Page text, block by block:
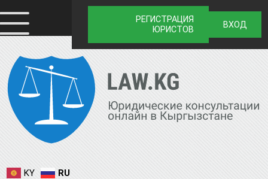
РЕГИСТРАЦИЯ
ЮРИСТОВ
ВХОД
KY RU